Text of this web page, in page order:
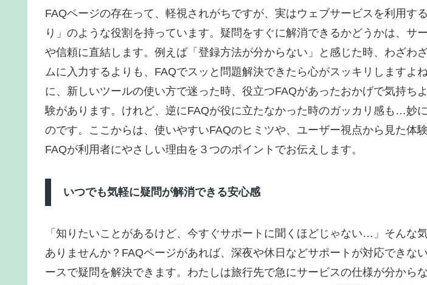
FAQページの存在って、軽視されがちですが、実はウェブサービスを利用す
り」のような役割を持っています。疑問をすぐに解消できるかどうかは、サ
や信頼に直結します。例えば「登録方法が分からない」と感じた時、わざわ
ムに入力するよりも、FAQでスッと問題解決できたら心がスッキリしますよ
に、新しいツールの使い方で迷った時、役立つFAQがあったおかげで気持ち
験があります。けれど、逆にFAQが役に立たなかった時のガッカリ感も…妙
のです。ここからは、使いやすいFAQのヒミツや、ユーザー視点から見た体
FAQが利用者にやさしい理由を３つのポイントでお伝えします。
いつでも気軽に疑問が解消できる安心感
「知りたいことがあるけど、今すぐサポートに聞くほどじゃない…」そんな
ありませんか？FAQページがあれば、深夜や休日などサポートが対応できな
ースで疑問を解決できます。わたしは旅行先で急にサービスの仕様が分から